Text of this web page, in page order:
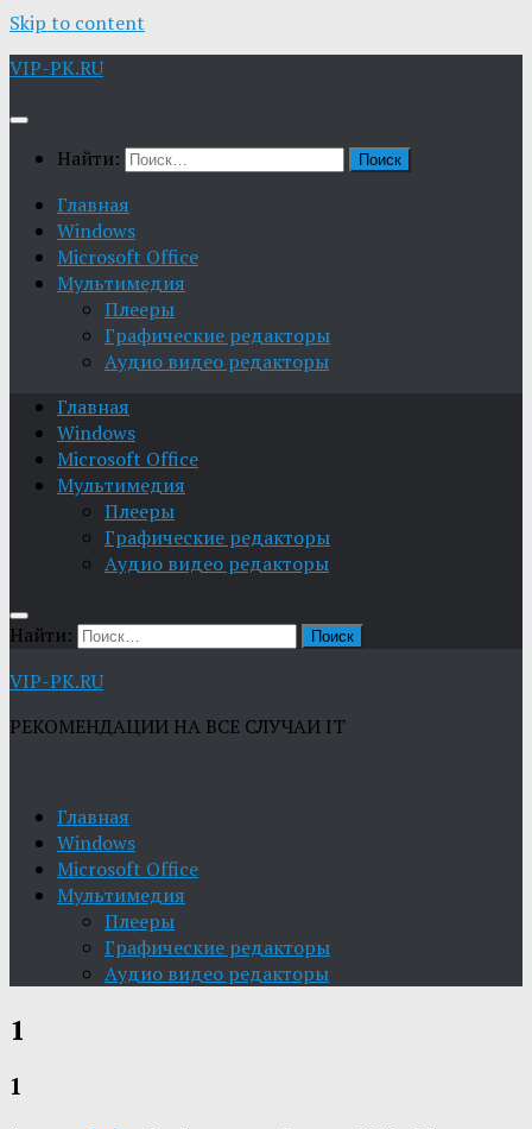
Skip to content
VIP-PK.RU
Найти:
Главная
Windows
Microsoft Office
Мультимедия
Плееры
Графические редакторы
Aудио видео редакторы
Главная
Windows
Microsoft Office
Мультимедия
Плееры
Графические редакторы
Aудио видео редакторы
Найти:
VIP-PK.RU
РЕКОМЕНДАЦИИ НА ВСЕ СЛУЧАИ IT
Главная
Windows
Microsoft Office
Мультимедия
Плееры
Графические редакторы
Aудио видео редакторы
1
1